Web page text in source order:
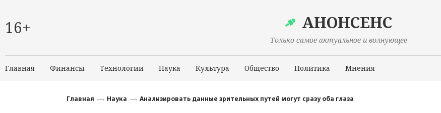
16+ АНОНСЕНС
Только самое актуальное и волнующее
Главная Финансы Технологии Наука Культура Общество Политика Мнения
Происшествия
Главная Наука Анализировать данные зрительных путей могут сразу оба глаза